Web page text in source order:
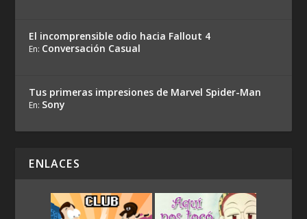
El incomprensible odio hacia Fallout 4
En: Conversación Casual
Tus primeras impresiones de Marvel Spider-Man
En: Sony
ENLACES